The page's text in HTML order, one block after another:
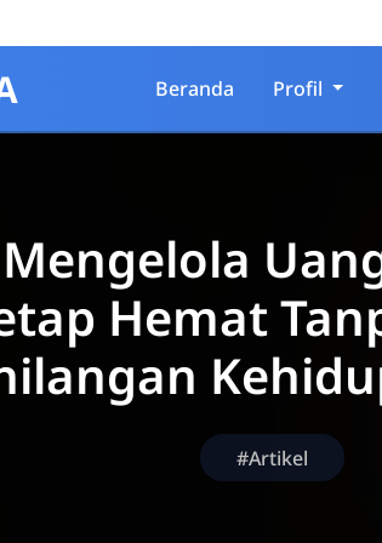
Beranda Profil
Hemat
#Artikel